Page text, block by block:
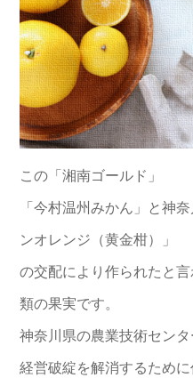
この「湘南ゴールド」
「今村温州みかん」と神
ンオレンジ（黄金柑）」
の交配により作られたと
類の果実です。
神奈川県の農業技術セン
経営破綻を解消するために